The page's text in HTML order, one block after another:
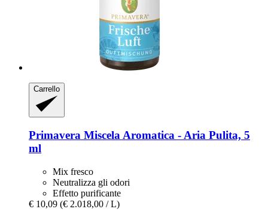
Carrello
Primavera Miscela Aromatica -​ Aria Pulita, 5
ml
Mix fresco
Neutralizza gli odori
Effetto purificante
€ 10,09 (€ 2.018,00 / L)